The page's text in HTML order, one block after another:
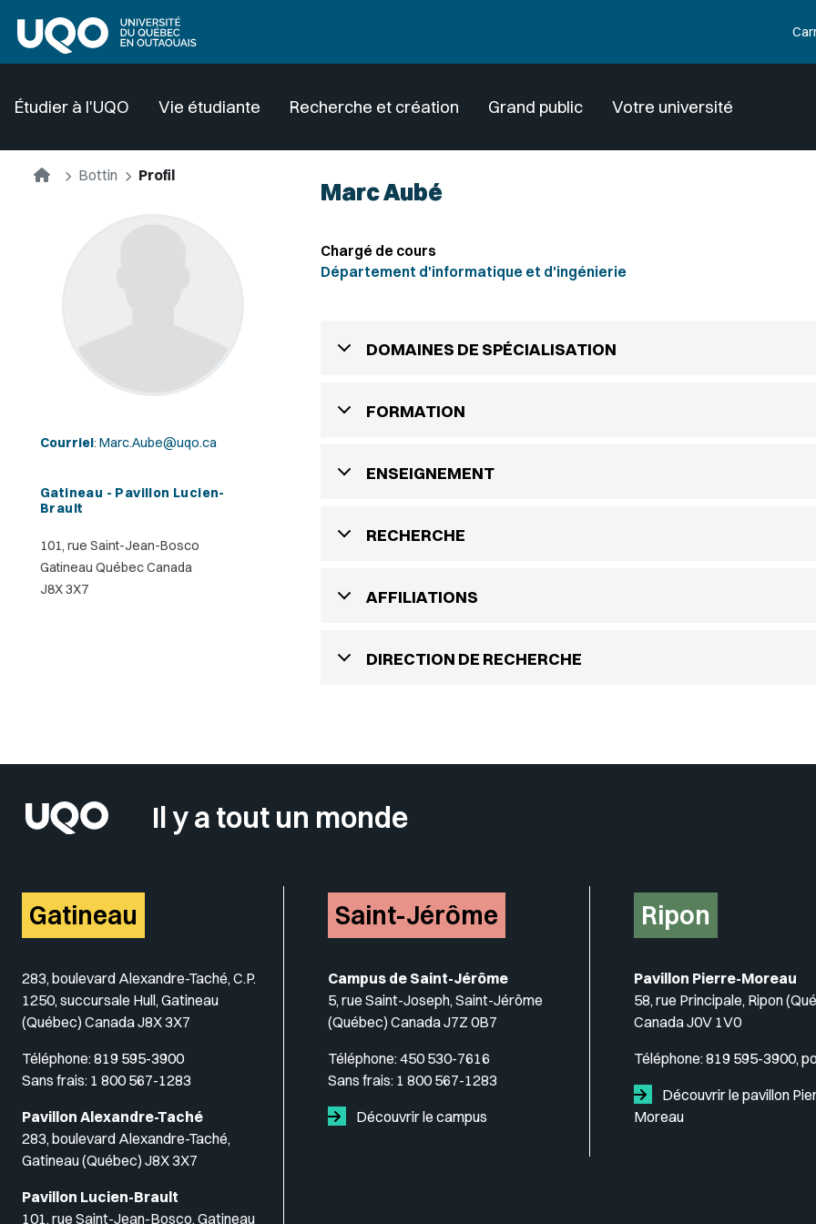
Étudier à l'UQO Vie étudiante Recherche et création Grand public Votre université
AccueilBottin Profil
Courriel: Marc.Aube@uqo.ca
Gatineau - Pavillon Lucien-
Brault
101, rue Saint-Jean-Bosco
Gatineau Québec Canada
J8X 3X7
Marc Aubé
Chargé de cours
Département d'informatique et d'ingénierie
DOMAINES DE SPÉCIALISATION
FORMATION
ENSEIGNEMENT
RECHERCHE
AFFILIATIONS
DIRECTION DE RECHERCHE
Il y a tout un monde
Gatineau
283, boulevard Alexandre-Taché, C.P.
1250, succursale Hull, Gatineau
(Québec) Canada J8X 3X7
Téléphone:819 595-3900
Sans frais: 1 800 567-1283
Pavillon Alexandre-Taché
283, boulevard Alexandre-Taché,
Gatineau (Québec) J8X 3X7
Pavillon Lucien-Brault
101, rue Saint-Jean-Bosco, Gatineau
Saint-Jérôme
Campus de Saint-Jérôme
5, rue Saint-Joseph, Saint-Jérôme
(Québec) Canada J7Z 0B7
Téléphone:450 530-7616
Sans frais: 1 800 567-1283
Découvrir le campus
Ripon
Pavillon Pierre-Moreau
58, rue Principale, Ripon
Canada J0V 1V0
Téléphone:819 595-3900,
Découvrir le pavillon
Moreau